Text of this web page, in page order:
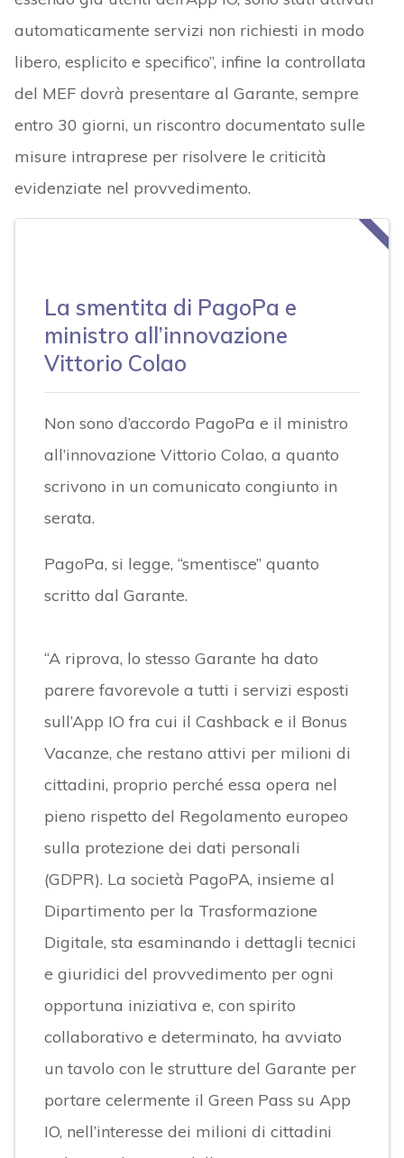
automaticamente servizi non richiesti in modo
libero, esplicito e specifico”, infine la controllata
del MEF dovrà presentare al Garante, sempre
entro 30 giorni, un riscontro documentato sulle
misure intraprese per risolvere le criticità
evidenziate nel provvedimento.
La smentita di PagoPa e
ministro all’innovazione
Vittorio Colao
Non sono d’accordo PagoPa e il ministro
all’innovazione Vittorio Colao, a quanto
scrivono in un comunicato congiunto in
serata.
PagoPa, si legge, “smentisce” quanto
scritto dal Garante.
“A riprova, lo stesso Garante ha dato
parere favorevole a tutti i servizi esposti
sull’App IO fra cui il Cashback e il Bonus
Vacanze, che restano attivi per milioni di
cittadini, proprio perché essa opera nel
pieno rispetto del Regolamento europeo
sulla protezione dei dati personali
(GDPR). La società PagoPA, insieme al
Dipartimento per la Trasformazione
Digitale, sta esaminando i dettagli tecnici
e giuridici del provvedimento per ogni
opportuna iniziativa e, con spirito
collaborativo e determinato, ha avviato
un tavolo con le strutture del Garante per
portare celermente il Green Pass su App
IO, nell’interesse dei milioni di cittadini